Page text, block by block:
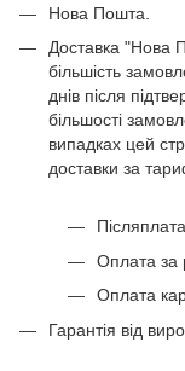
Передпокій білий
Передпокій венге
Нова Пошта.
Доставка "Нова
більшість
днів після
більшості
випадках цей
доставки за
Оплата за
Оплата
Гарантія від